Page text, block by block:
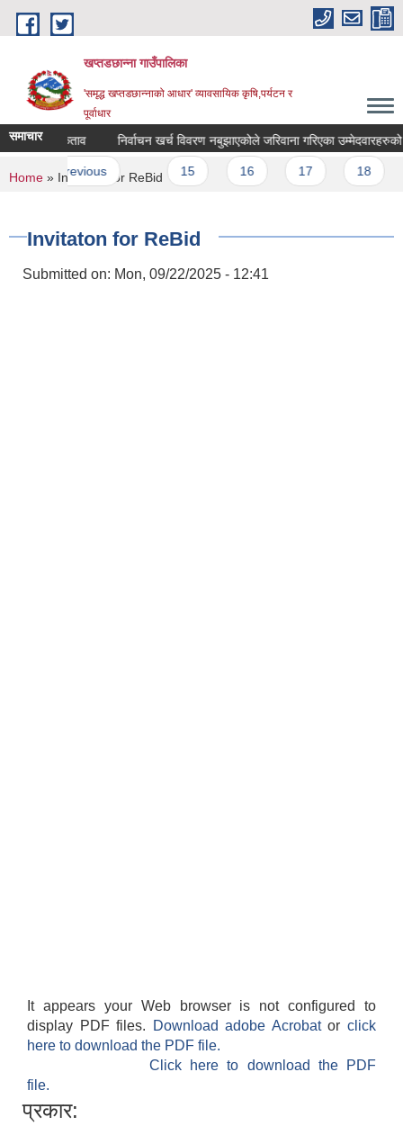
Skip to main content
खप्तडछान्ना गाउँपालिका
'समृद्ध खप्तडछान्नाको आधार' व्यावसायिक कृषि,पर्यटन र
पूर्वाधार
समाचार
रातो किताव
‹ previous …
You are here
Home » Invitaton for ReBid
Invitaton for ReBid
Submitted on: Mon, 09/22/2025 - 12:41
It appears your Web browser is not configured to
display PDF files.
Download adobe Acrobatorclick
here to download the PDF file.
Click here to download the PDF
file.
प्रकार: